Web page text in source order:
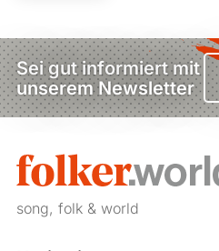
Sei gut informiert mit
unserem Newsletter
song, folk & world